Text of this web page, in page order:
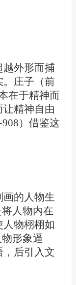
越外形而捕
。庄子（前
在于精神而
精神自由
）借鉴这
的人物生
人物内在
物栩栩如
形象逼
，后引入文